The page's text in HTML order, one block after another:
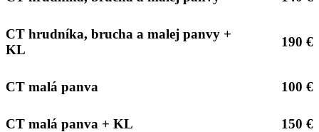
CT hrudníka, brucha a malej panvy +
KL
190 €
CT malá panva 100 €
CT malá panva + KL 150 €